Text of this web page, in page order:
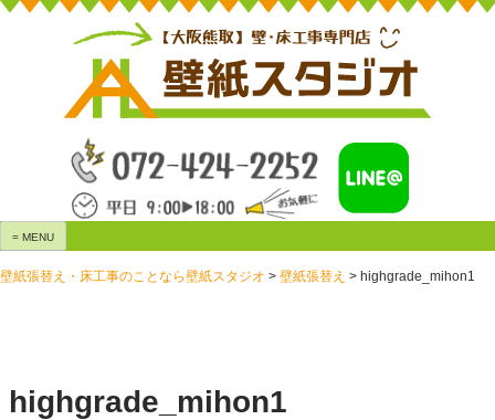
Skip
= MENU
壁紙張替え・床工事のことなら壁紙スタジオ > 壁紙張替え > highgrade_mihon1
highgrade_mihon1